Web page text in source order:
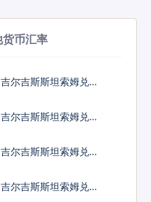
币汇率
吉尔吉斯斯坦索姆兑美
吉尔吉斯斯坦索姆兑欧
吉尔吉斯斯坦索姆兑港
吉尔吉斯斯坦索姆兑澳